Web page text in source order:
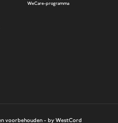
WeCare-programma
voorbehouden - by WestCord